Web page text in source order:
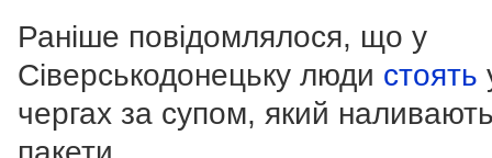
Раніше повідомлялося, що у
Сіверськодонецьку люди стоять
чергах за супом, який